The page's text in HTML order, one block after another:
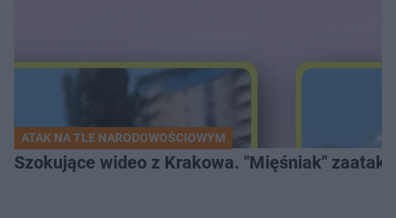
ATAK NA TLE NARODOWOŚCIOWYM
Szokujące wideo z Krakowa. "Mięśniak"